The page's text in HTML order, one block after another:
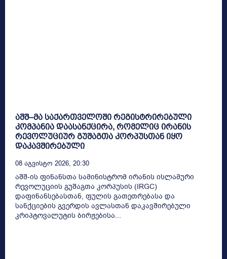
აშშ–მა საქართველოში რეგისტრირებული
კომპანია დაასანქცირა, რომელიც ირანის
რევოლუციურ გუშაგთა კორპუსთან იყო
დაკავშირებული
08 Აგვისტო 2026, 20:30
აშშ-ის ფინანსთა სამინისტრომ ირანის ისლამური
რევოლუციის გუშაგთა კორპუსის (IRGC)
დაფინანსებასთან, ფულის გათეთრებასა და
სანქციების გვერდის ავლასთან დაკავშირებული
კრიპტოვალუტის ბირჟებისა...